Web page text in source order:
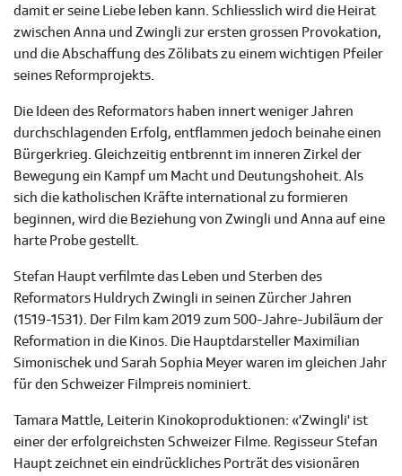
damit er seine Liebe leben kann. Schliesslich wird die Heirat
zwischen Anna und Zwingli zur ersten grossen Provokation,
und die Abschaffung des Zölibats zu einem wichtigen Pfeiler
seines Reformprojekts.
Die Ideen des Reformators haben innert weniger Jahren
durchschlagenden Erfolg, entflammen jedoch beinahe einen
Bürgerkrieg. Gleichzeitig entbrennt im inneren Zirkel der
Bewegung ein Kampf um Macht und Deutungshoheit. Als
sich die katholischen Kräfte international zu formieren
beginnen, wird die Beziehung von Zwingli und Anna auf eine
harte Probe gestellt.
Stefan Haupt verfilmte das Leben und Sterben des
Reformators Huldrych Zwingli in seinen Zürcher Jahren
(1519-1531). Der Film kam 2019 zum 500-Jahre-Jubiläum der
Reformation in die Kinos. Die Hauptdarsteller Maximilian
Simonischek und Sarah Sophia Meyer waren im gleichen Jahr
für den Schweizer Filmpreis nominiert.
Tamara Mattle, Leiterin Kinokoproduktionen: «'Zwingli' ist
einer der erfolgreichsten Schweizer Filme. Regisseur Stefan
Haupt zeichnet ein eindrückliches Porträt des visionären